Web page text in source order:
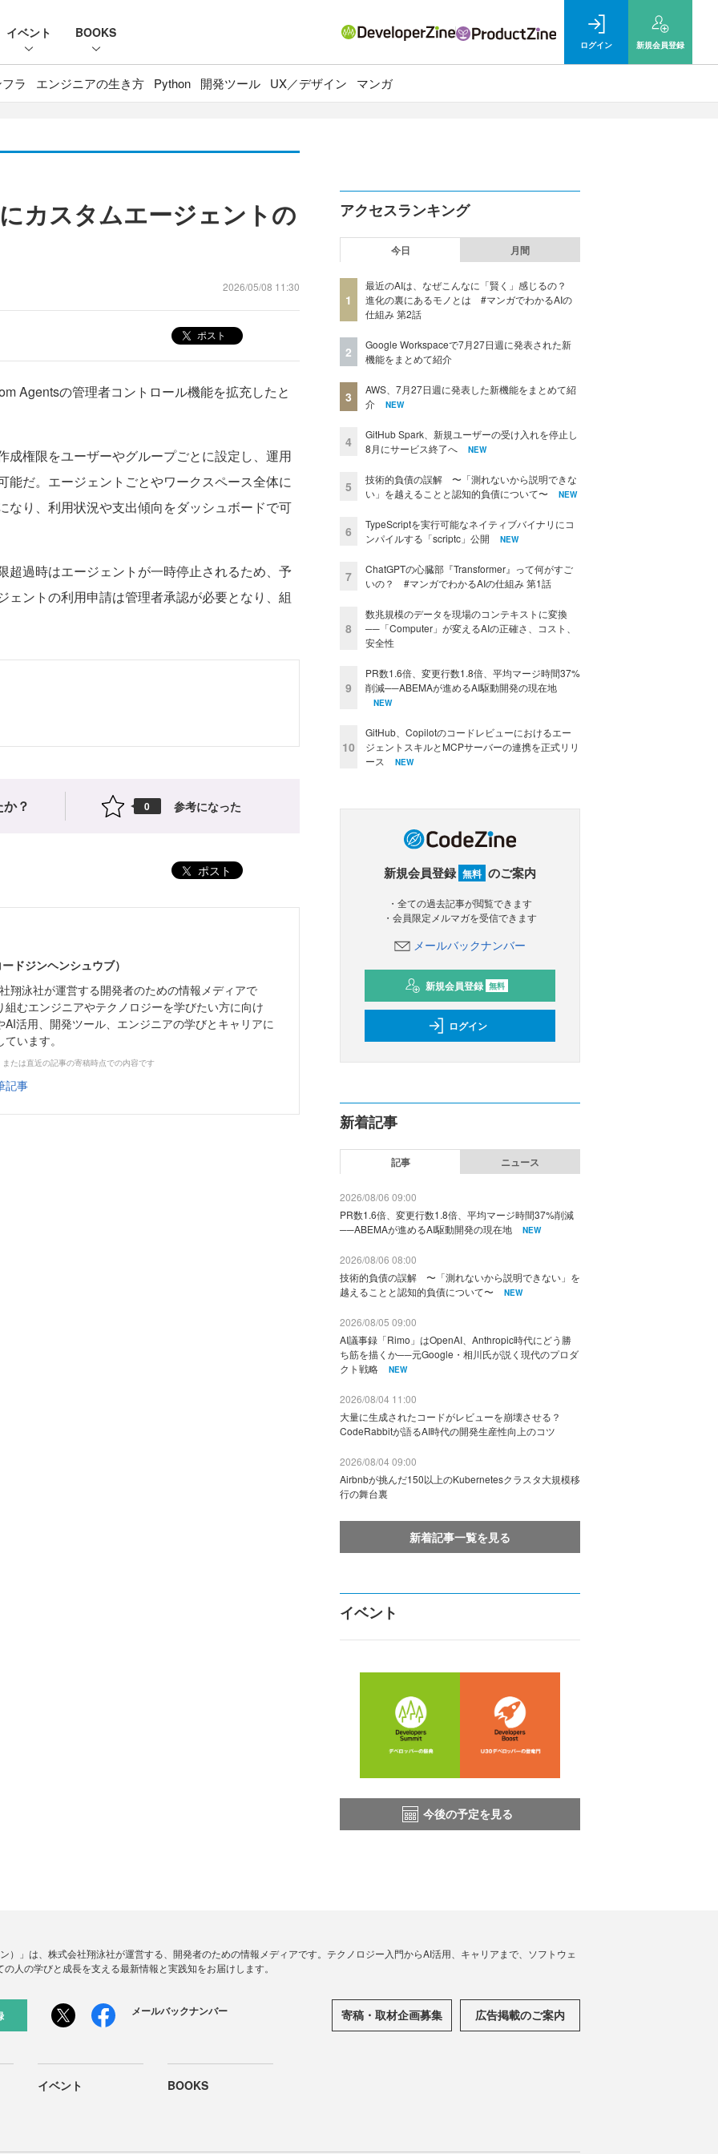
イベント BOOKS
ログイン 新規会員登録
ラ エンジニアの生き方 Python 開発ツール UX／デザイン マンガ
カスタムエージェントの
2026/05/08 11:30
ポスト
Agentsの管理者コントロール機能を拡充したと
権限をユーザーやグループごとに設定し、運用
能だ。エージェントごとやワークスペース全体に
なり、利用状況や支出傾向をダッシュボードで可
過時はエージェントが一時停止されるため、予
ェントの利用申請は管理者承認が必要となり、組
？ 0 参考になった
ポスト
ドジンヘンシュウブ）
翔泳社が運営する開発者のための情報メディアで
組むエンジニアやテクノロジーを学びたい方に向け
AI活用、開発ツール、エンジニアの学びとキャリアに
います。
たは直近の記事の寄稿時点での内容です
記事
アクセスランキング
今日 月間
1
最近のAIは、なぜこんなに「賢く」感じるの？
進化の裏にあるモノとは #マンガでわかるAIの
仕組み 第2話
2
Google Workspaceで7月27日週に発表された新
機能をまとめて紹介
3
AWS、7月27日週に発表した新機能をまとめて紹
介
NEW
4
GitHub Spark、新規ユーザーの受け入れを停止し
8月にサービス終了へ
NEW
5
技術的負債の誤解 〜「測れないから説明できな
い」を越えることと認知的負債について〜
NEW
6
TypeScriptを実行可能なネイティブバイナリにコ
ンパイルする「scriptc」公開
NEW
7
ChatGPTの心臓部『Transformer』って何がすご
いの？ #マンガでわかるAIの仕組み 第1話
8
数兆規模のデータを現場のコンテキストに変換
──「Computer」が変えるAIの正確さ、コスト、
安全性
9
PR数1.6倍、変更行数1.8倍、平均マージ時間37%
削減──ABEMAが進めるAI駆動開発の現在地
NEW
10
GitHub、Copilotのコードレビューにおけるエー
ジェントスキルとMCPサーバーの連携を正式リリ
ース
NEW
新規会員登録 無料 のご案内
・全ての過去記事が閲覧できます
・会員限定メルマガを受信できます
メールバックナンバー
新規会員登録 無料
ログイン
新着記事
記事 ニュース
2026/08/06 09:00
PR数1.6倍、変更行数1.8倍、平均マージ時間37%削減
──ABEMAが進めるAI駆動開発の現在地
NEW
2026/08/06 08:00
技術的負債の誤解 〜「測れないから説明できない」を
越えることと認知的負債について〜
NEW
2026/08/05 09:00
AI議事録「Rimo」はOpenAI、Anthropic時代にどう勝
ち筋を描くか──元Google・相川氏が説く現代のプロダ
クト戦略
NEW
2026/08/04 11:00
大量に生成されたコードがレビューを崩壊させる？
CodeRabbitが語るAI時代の開発生産性向上のコツ
2026/08/04 09:00
Airbnbが挑んだ150以上のKubernetesクラスタ大規模移
行の舞台裏
新着記事一覧を見る
イベント
今後の予定を見る
）」は、株式会社翔泳社が運営する、開発者のための情報メディアです。テクノロジー入門からAI活用、キャリアまで、ソフトウェ
人の学びと成長を支える最新情報と実践知をお届けします。
メールバックナンバー 寄稿・取材企画募集 広告掲載のご案内
イベント BOOKS